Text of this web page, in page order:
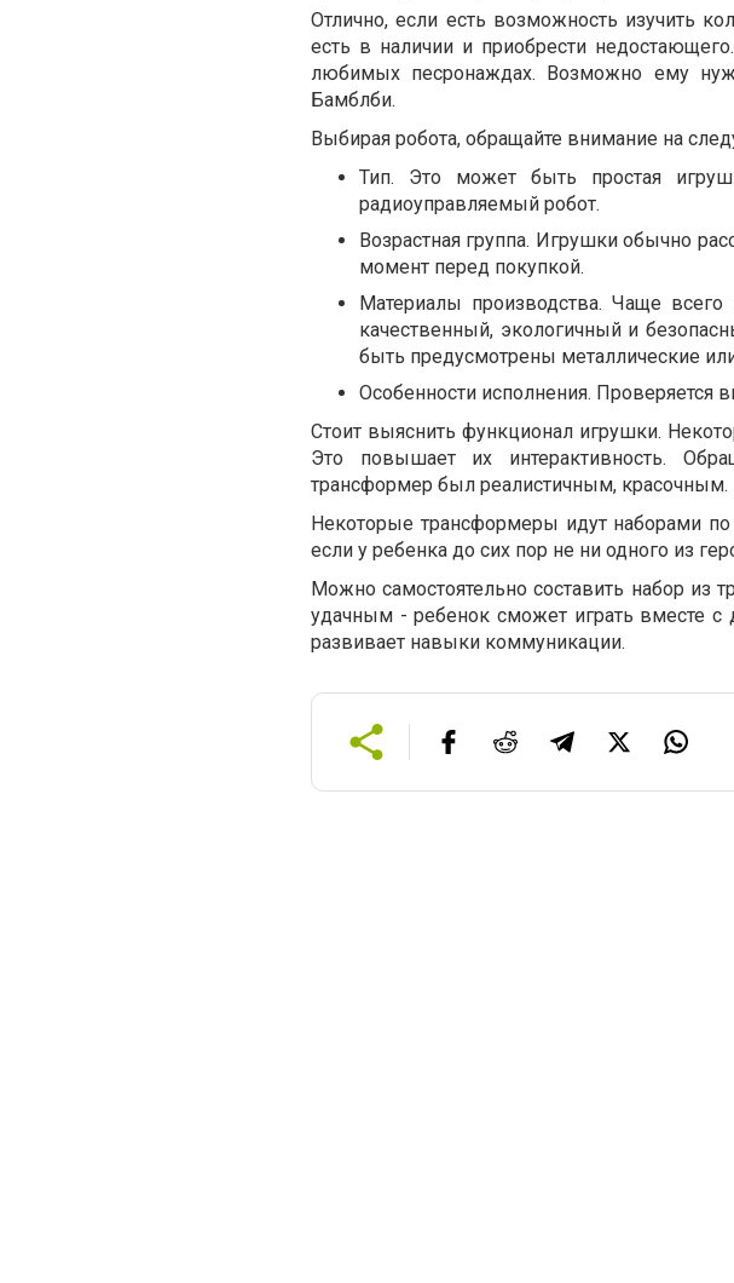
Отлично, если есть возможность изучить
есть в наличии и приобрести
любимых песронаждах. Возможно ему
Бамблби.
Выбирая робота, обращайте внимание на
Тип. Это может быть простая
радиоуправляемый робот.
Возрастная группа. Игрушки обычно
момент перед покупкой.
Материалы производства. Чаще всего
качественный, экологичный и
быть предусмотрены металлические
Особенности исполнения. Проверяется
Стоит выяснить функционал игрушки.
Это повышает их интерактивность.
трансформер был реалистичным, красочным.
Некоторые трансформеры идут наборами
если у ребенка до сих пор не ни одного из
Можно самостоятельно составить набор из
удачным - ребенок сможет играть вместе с
развивает навыки коммуникации.